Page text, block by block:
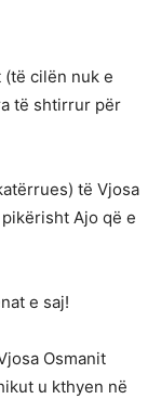
cilën nuk e
të shtirrur për
të Vjosa
Ajo që e
e saj!
Osmanit
u kthyen në